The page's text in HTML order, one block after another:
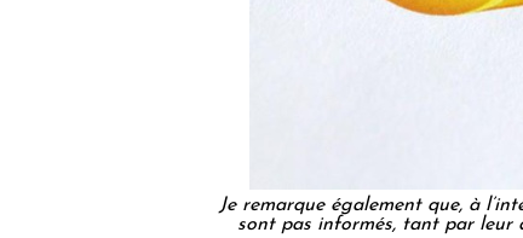
Je remarque également que, à
sont pas informés, tant par leur